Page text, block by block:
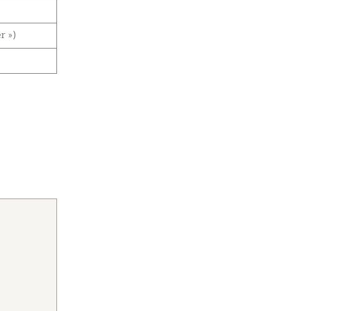
»)